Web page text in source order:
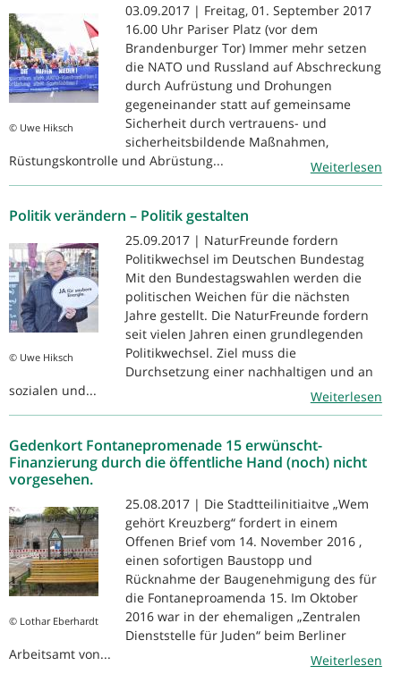
© Uwe Hiksch
03.09.2017 | Freitag, 01. September 2017
16.00 Uhr Pariser Platz (vor dem
Brandenburger Tor) Immer mehr setzen
die NATO und Russland auf Abschreckung
durch Aufrüstung und Drohungen
gegeneinander statt auf gemeinsame
Sicherheit durch vertrauens- und
sicherheitsbildende Maßnahmen,
Rüstungskontrolle und Abrüstung...
Weiterlesen
Politik verändern – Politik gestalten
© Uwe Hiksch
25.09.2017 | NaturFreunde fordern
Politikwechsel im Deutschen Bundestag
Mit den Bundestagswahlen werden die
politischen Weichen für die nächsten
Jahre gestellt. Die NaturFreunde fordern
seit vielen Jahren einen grundlegenden
Politikwechsel. Ziel muss die
Durchsetzung einer nachhaltigen und an
sozialen und...
Weiterlesen
Gedenkort Fontanepromenade 15 erwünscht-
Finanzierung durch die öffentliche Hand (noch) nicht
vorgesehen.
© Lothar Eberhardt
25.08.2017 | Die Stadtteilinitiaitve „Wem
gehört Kreuzberg“ fordert in einem
Offenen Brief vom 14. November 2016 ,
einen sofortigen Baustopp und
Rücknahme der Baugenehmigung des für
die Fontaneproamenda 15. Im Oktober
2016 war in der ehemaligen „Zentralen
Dienststelle für Juden“ beim Berliner
Arbeitsamt von...
Weiterlesen